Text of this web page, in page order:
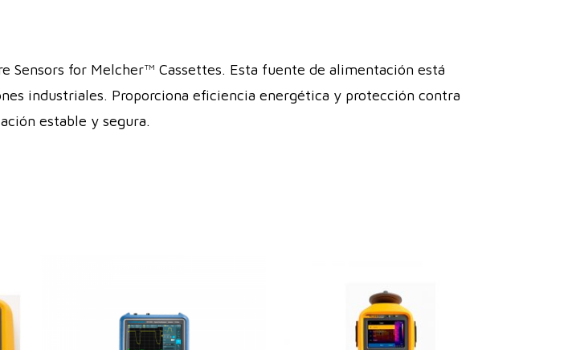
Sensors for Melcher™ Cassettes. Esta fuente de alimentación está
industriales. Proporciona eficiencia energética y protección contra
estable y segura.